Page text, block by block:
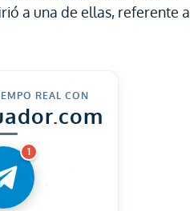
a una de ellas, referente a
REAL CON
1